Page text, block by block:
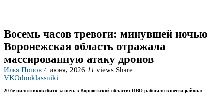
Восемь часов тревоги: минувшей ночью
Воронежская область отражала
массированную атаку дронов
Илья Попов 4 июня, 2026 11 views Share
VKOdnoklassniki
20 беспилотников сбито за ночь в Воронежской области: ПВО работало в шести районах